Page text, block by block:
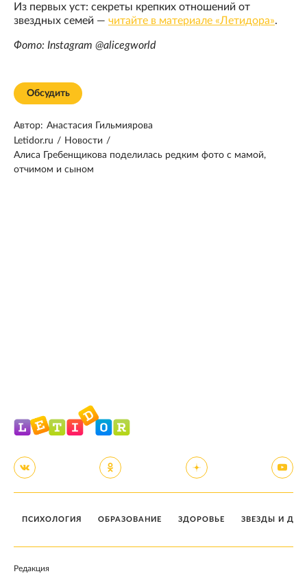
Из первых уст: секреты крепких отношений от
звездных семей — читайте в материале «Летидора».
Фото: Instagram @alicegworld
Обсудить
Автор: Анастасия Гильмиярова
Letidor.ru / Новости /
Алиса Гребенщикова поделилась редким фото с мамой,
отчимом и сыном
ПСИХОЛОГИЯ ОБРАЗОВАНИЕ ЗДОРОВЬЕ ЗВЕЗДЫ И
Редакция